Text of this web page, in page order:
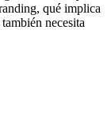
qué implica
necesita